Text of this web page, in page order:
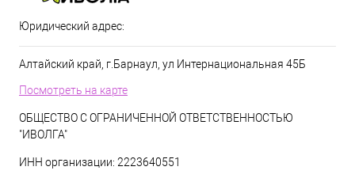
Юридический адрес:
Алтайский край, г.Барнаул, ул Интернациональная 45Б
Посмотреть на карте
ОБЩЕСТВО С ОГРАНИЧЕННОЙ ОТВЕТСТВЕННОСТЬЮ
"ИВОЛГА"
ИНН организации: 2223640551